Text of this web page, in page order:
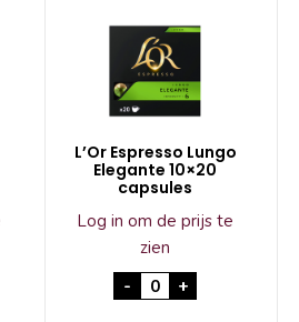
Cappuccino Sticks 80x9.5gr
L’Or Espresso Lungo
Elegante 10×20
capsules
Log in om de prijs te
zien
- L'Or Espresso
+